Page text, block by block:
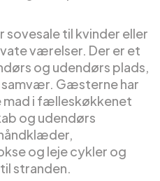
til kvinder eller
værelser. Der er et
og udendørs plads,
Gæsterne har
mad i fælleskøkkenet
og udendørs
og leje cykler og
stranden.